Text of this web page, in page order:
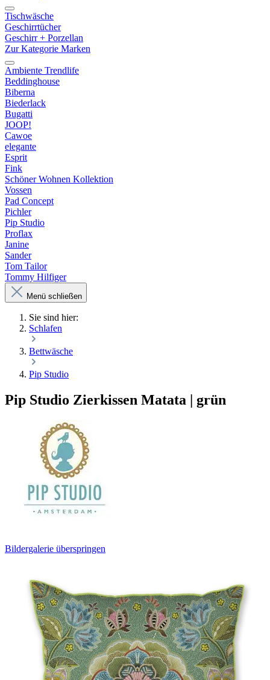
Tischwäsche
Geschirrtücher
Geschirr + Porzellan
Zur Kategorie Marken
Ambiente Trendlife
Beddinghouse
Biberna
Biederlack
Bugatti
JOOP!
Cawoe
elegante
Esprit
Fink
Schöner Wohnen Kollektion
Vossen
Pad Concept
Pichler
Pip Studio
Proflax
Janine
Sander
Tom Tailor
Tommy Hilfiger
Menü schließen
Sie sind hier:
Schlafen
Bettwäsche
Pip Studio
Pip Studio Zierkissen Matata | grün
Bildergalerie überspringen